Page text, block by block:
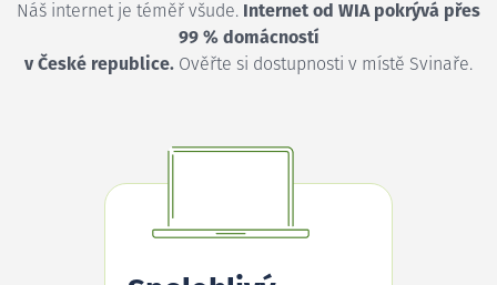
Náš internet je téměř všude. Internet od WIA pokrývá přes
99 % domácností
v České republice. Ověřte si dostupnosti v místě Svinaře.